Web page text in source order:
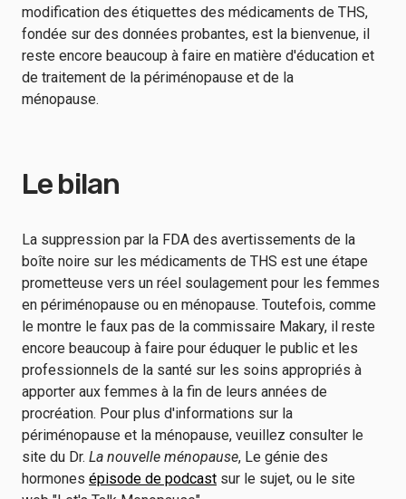
modification des étiquettes des médicaments de THS,
fondée sur des données probantes, est la bienvenue, il
reste encore beaucoup à faire en matière d'éducation et
de traitement de la périménopause et de la
ménopause.
Le bilan
La suppression par la FDA des avertissements de la
boîte noire sur les médicaments de THS est une étape
prometteuse vers un réel soulagement pour les femmes
en périménopause ou en ménopause. Toutefois, comme
le montre le faux pas de la commissaire Makary, il reste
encore beaucoup à faire pour éduquer le public et les
professionnels de la santé sur les soins appropriés à
apporter aux femmes à la fin de leurs années de
procréation. Pour plus d'informations sur la
périménopause et la ménopause, veuillez consulter le
site du Dr. La nouvelle ménopause, Le génie des
hormones épisode de podcast sur le sujet, ou le site